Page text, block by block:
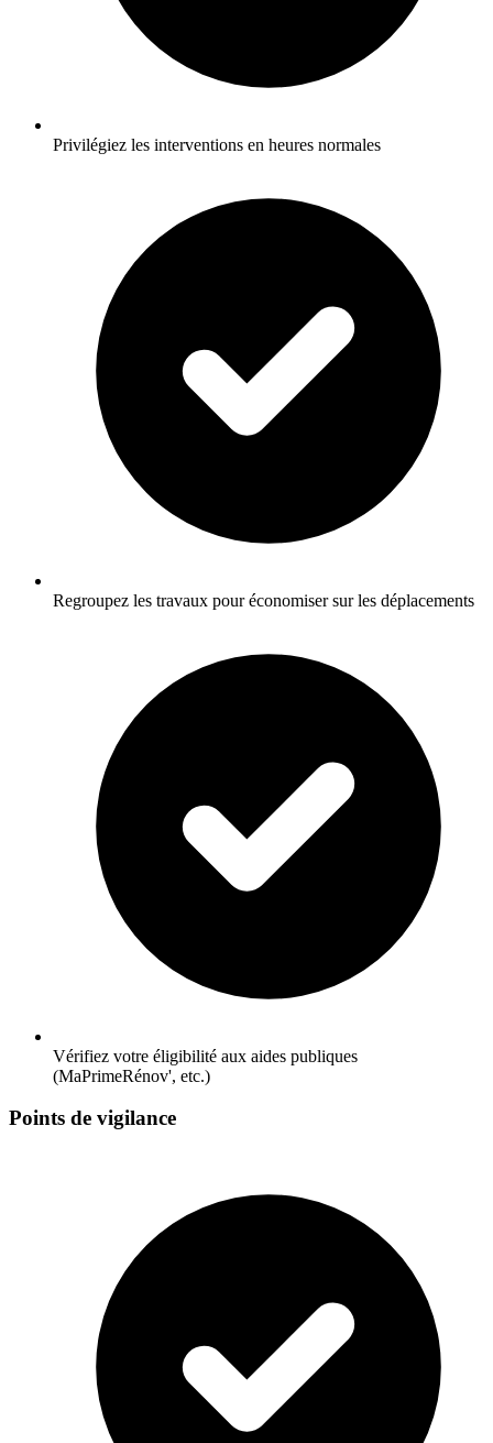
Privilégiez les interventions en heures normales
Regroupez les travaux pour économiser sur les déplacements
Vérifiez votre éligibilité aux aides publiques
(MaPrimeRénov', etc.)
Points de vigilance